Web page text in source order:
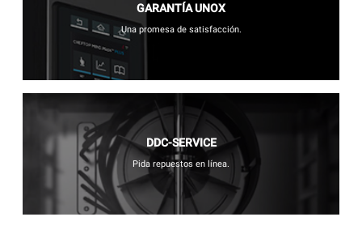
GARANTÍA UNOX
Una promesa de satisfacción.
DDC-SERVICE
Pida repuestos en línea.